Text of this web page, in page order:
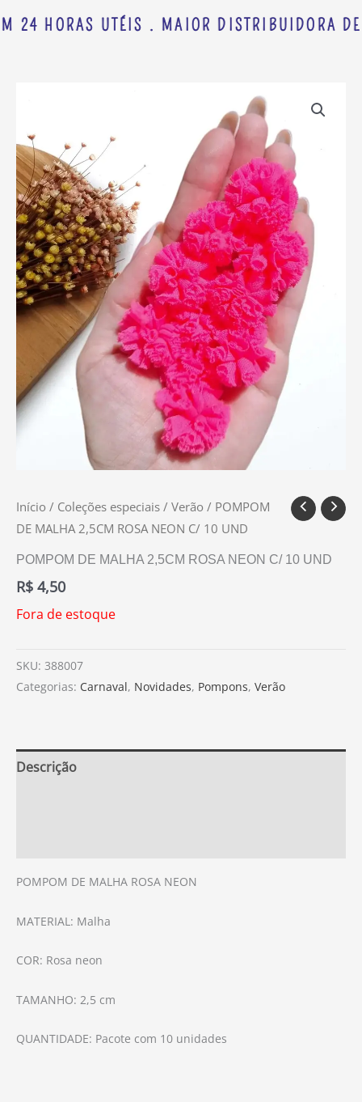
24 HORAS UTÉIS . MAIOR DISTRIBUIDORA
Início / Coleções especiais / Verão / POMPOM
DE MALHA 2,5CM ROSA NEON C/ 10 UND
POMPOM DE MALHA 2,5CM ROSA NEON C/ 10 UND
R$ 4,50
Fora de estoque
SKU: 388007
Categorias: Carnaval, Novidades, Pompons, Verão
Descrição
POMPOM DE MALHA ROSA NEON
MATERIAL: Malha
COR: Rosa neon
TAMANHO: 2,5 cm
QUANTIDADE: Pacote com 10 unidades